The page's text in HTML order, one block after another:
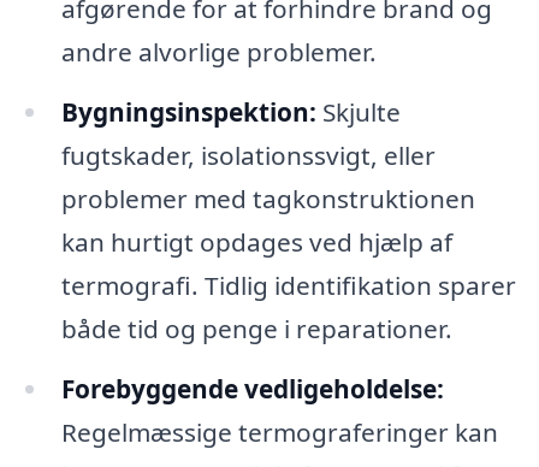
afgørende for at forhindre brand og
andre alvorlige problemer.
Bygningsinspektion: Skjulte
fugtskader, isolationssvigt, eller
problemer med tagkonstruktionen
kan hurtigt opdages ved hjælp af
termografi. Tidlig identifikation sparer
både tid og penge i reparationer.
Forebyggende vedligeholdelse:
Regelmæssige termograferinger kan